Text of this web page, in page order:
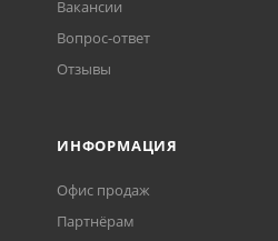
Вакансии
Вопрос-ответ
Отзывы
ИНФОРМАЦИЯ
Офис продаж
Партнёрам